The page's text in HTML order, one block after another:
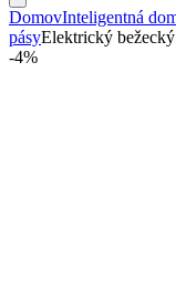
DomovInteligentná
pásyElektrický
-4%